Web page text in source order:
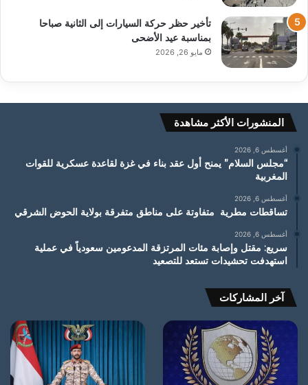
تأخير حظر حركة السيارات إلى الثانية صباحا
بمناسبة عيد الأضحى
مايو 26, 2026
المنشورات الأكثر مشاهدة
أغسطس 6, 2026
“مجلس السلام” يمنح أول عقد بناء في غزة لقاعدة عسكرية للقوات
المغربية
أغسطس 6, 2026
تساقطات مطرية متفاوتة على مناطق متفرقة بولاية الحوض الشرقي
أغسطس 6, 2026
سريع: مقتل وإصابة مئات المرتزقة المدعومين سعودياً في عملية
استهدفت تحشيدات تستعد للتصعيد
آخر المشاركات